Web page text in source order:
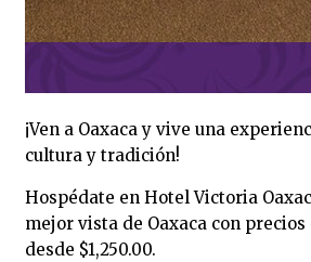
¡Ven a Oaxaca y vive una
cultura y tradición!
Hospédate en Hotel Victoria
mejor vista de Oaxaca con
desde $1,250.00.